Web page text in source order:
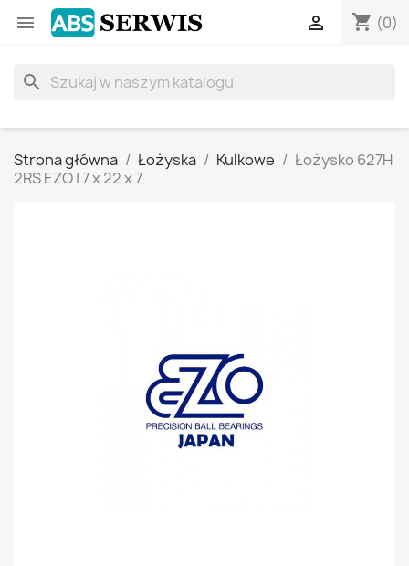
 shopping_cart (0)

search
Strona główna Łożyska Kulkowe
Łożysko 627H
2RS EZO | 7 x 22 x 7